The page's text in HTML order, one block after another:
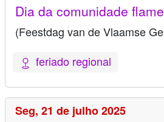
Dia da comunidade
(Feestdag van de Vlaamse
feriado regional
Seg, 21 de julho 2025